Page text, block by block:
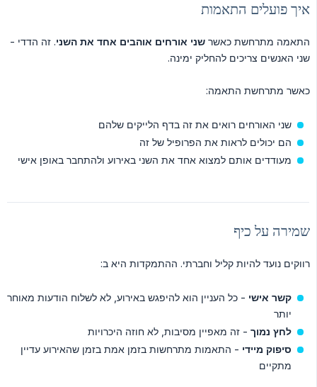
איך פועלים התאמות
התאמה מתרחשת כאשר שני אורחים אוהבים אחד את השני. זה הדדי -
שני האנשים צריכים להחליק ימינה.
כאשר מתרחשת התאמה:
שני האורחים רואים את זה בדף הלייקים שלהם
הם יכולים לראות את הפרופיל של זה
מעודדים אותם למצוא אחד את השני באירוע ולהתחבר באופן אישי
שמירה על כיף
רווקים נועד להיות קליל וחברתי. ההתמקדות היא ב:
קשר אישי - כל העניין הוא להיפגש באירוע, לא לשלוח הודעות מאוחר
יותר
לחץ נמוך - זה מאפיין מסיבות, לא חוזה היכרויות
סיפוק מיידי - התאמות מתרחשות בזמן אמת בזמן שהאירוע עדיין
מתקיים